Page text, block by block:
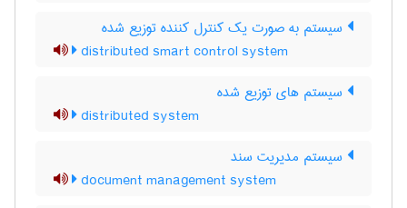
سیستم به صورت یک کنترل کننده توزیع شده
distributed smart control system
سیستم های توزیع شده
distributed system
سیستم مدیریت سند
document management system